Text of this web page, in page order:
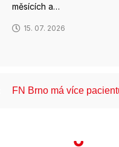
měsících a…
15. 07. 2026
FN Brno má více